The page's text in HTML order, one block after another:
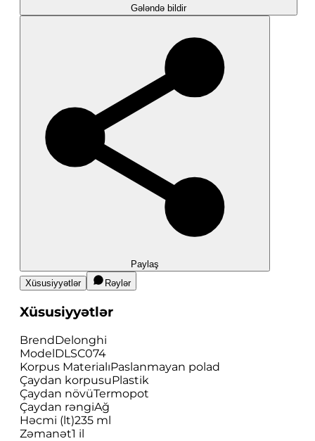
Gələndə bildir
Paylaş
Xüsusiyyətlər
Rəylər
Xüsusiyyətlər
BrendDelonghi
ModelDLSC074
Korpus MaterialıPaslanmayan polad
Çaydan korpusuPlastik
Çaydan növüTermopot
Çaydan rəngiAğ
Həcmi (lt)235 ml
Zəmanət1 il